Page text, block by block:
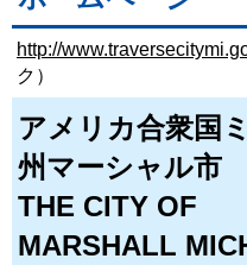
http://
ク）
アメリカ合衆国
州マーシャル市
THE CITY OF
MARSHALL